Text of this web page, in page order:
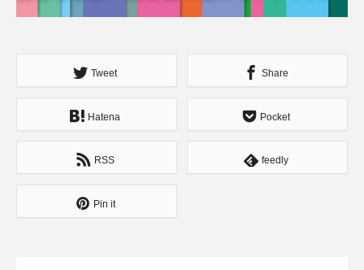
Tweet Share
Hatena Pocket
RSS feedly
Pin it